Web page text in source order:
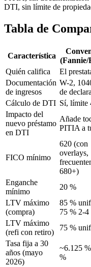
DTI, sin límite de
Tabla de
Característica
(Fannie/
Quién califica
El
Documentación
de ingresos
W-2,
de
Cálculo de DTI Sí, límite
Impacto del
nuevo préstamo
en DTI
Añade
PITIA a
FICO mínimo
620 (con
overlays,
680+)
Enganche
mínimo
20 %
LTV máximo
(compra)
85 %
75 % 2-4
LTV máximo
(refi con retiro)
75 %
Tasa fija a 30
años (mayo
2026)
~6.125
%